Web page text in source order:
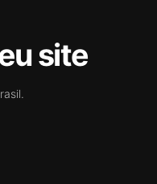
site